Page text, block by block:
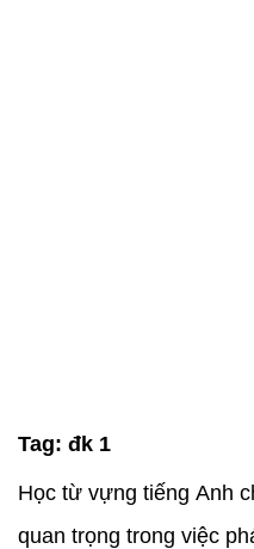
Tag: đk 1
Học từ vựng tiếng Anh
quan trọng trong việc